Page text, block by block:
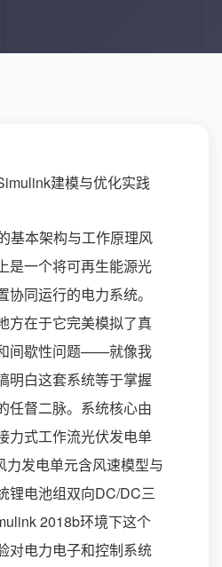
基本架构与工作原理风
是一个将可再生能源光
同运行的电力系统。
方在于它完美模拟了真
间歇性问题——就像我
明白这套系统等于掌握
任督二脉。系统核心由
力式工作流光伏发电单
力发电单元含风速模型与
锂电池组双向DC/DC三
2018b环境下这个
对电力电子和控制系统